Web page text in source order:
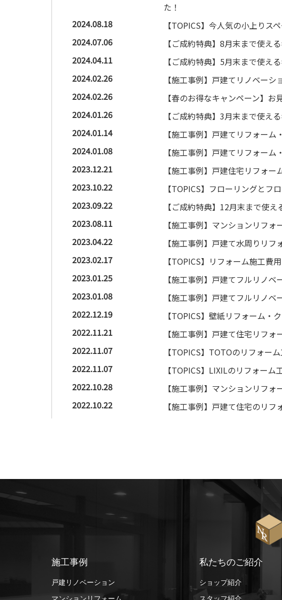
た！
2024.08.18
【TOPICS】今人気の小上り
2024.07.06
【ご成約特典】8月末まで使
2024.04.11
【ご成約特典】5月末まで使
2024.02.26
【施工事例】戸建てリノベー
2024.02.26
【春のお得なキャンペーン】
2024.01.26
【ご成約特典】3月末まで使
2024.01.14
【施工事例】戸建てリフォー
2024.01.08
【施工事例】戸建てリフォー
2023.12.21
【施工事例】戸建住宅リフォ
2023.10.22
【TOPICS】フローリングと
2023.09.22
【ご成約特典】12月末まで使
2023.08.11
【施工事例】マンションリフ
2023.04.22
【施工事例】戸建て水周り
2023.02.17
【TOPICS】リフォーム施工
2023.01.25
【施工事例】戸建てフルリノ
2023.01.08
【施工事例】戸建てフルリノ
2022.12.19
【TOPICS】壁紙リフォーム
2022.11.21
【施工事例】戸建て住宅リフ
2022.11.07
【TOPICS】TOTOのリフォー
2022.11.07
【TOPICS】LIXILのリフォー
2022.10.28
【施工事例】マンションリフ
2022.10.22
【施工事例】戸建て住宅のリ
施工事例
戸建リノベーション
私たちのご紹介
ショップ紹介